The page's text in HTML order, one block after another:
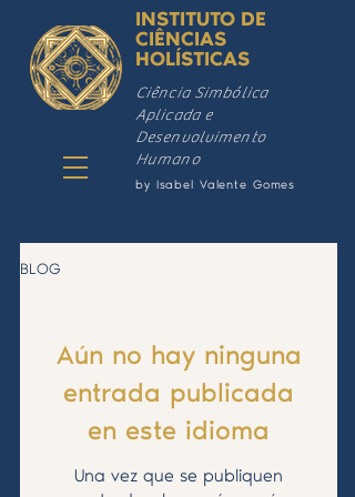
INSTITUTO DE
CIÊNCIAS
HOLÍSTICAS
by Isabel Valente Gomes
Ciência Simbólica
Aplicada e
Desenvolvimento
Humano
BLOG
Aún no hay ninguna
entrada publicada
en este idioma
Una vez que se publiquen